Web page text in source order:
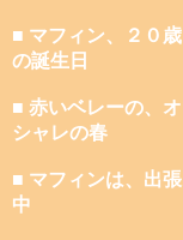
■ マフィン、２０歳
の誕生日
■ 赤いベレーの、オ
シャレの春
■ マフィンは、出張
中